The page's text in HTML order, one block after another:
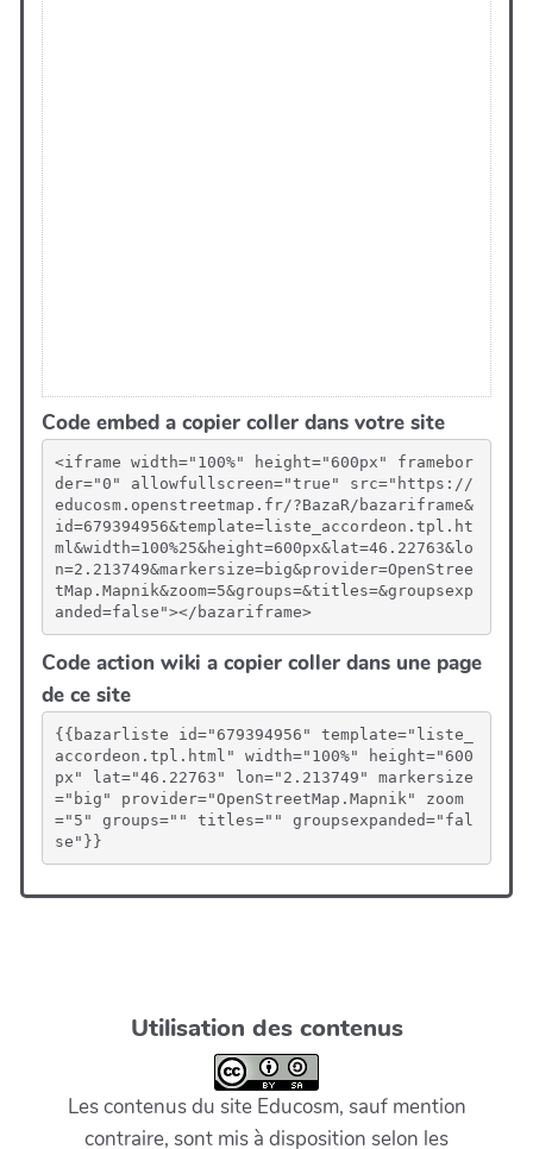
Code embed a copier coller dans votre site
<iframe width="100%" height="600px" framebor
der="0" allowfullscreen="true" src="https://
educosm.openstreetmap.fr/?BazaR/bazariframe&
id=679394956&template=liste_accordeon.tpl.ht
ml&width=100%25&height=600px&lat=46.22763&lo
n=2.213749&markersize=big&provider=OpenStree
tMap.Mapnik&zoom=5&groups=&titles=&groupsexp
anded=false"></bazariframe>
Code action wiki a copier coller dans une page
de ce site
{{bazarliste id="679394956" template="liste_
accordeon.tpl.html" width="100%" height="600
px" lat="46.22763" lon="2.213749" markersize
="big" provider="OpenStreetMap.Mapnik" zoom
="5" groups="" titles="" groupsexpanded="fal
se"}}
Utilisation des contenus
Les contenus du site Educosm, sauf mention
contraire, sont mis à disposition selon les